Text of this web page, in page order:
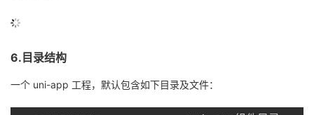
6.目录结构
一个 uni-app 工程，默认包含如下目录及文件：